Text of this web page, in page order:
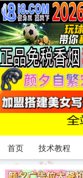
首页 技术教程